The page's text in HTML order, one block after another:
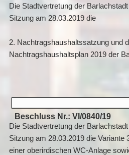
Die Stadtvertretung der
Sitzung am 28.03.2019 die
2. Nachtragshaushaltssatzung und
Nachtragshaushaltsplan 2019 der
Beschluss Nr.: VI/0840/19
Die Stadtvertretung der
Sitzung am 28.03.2019 die Variante
einer oberirdischen WC-Anlage